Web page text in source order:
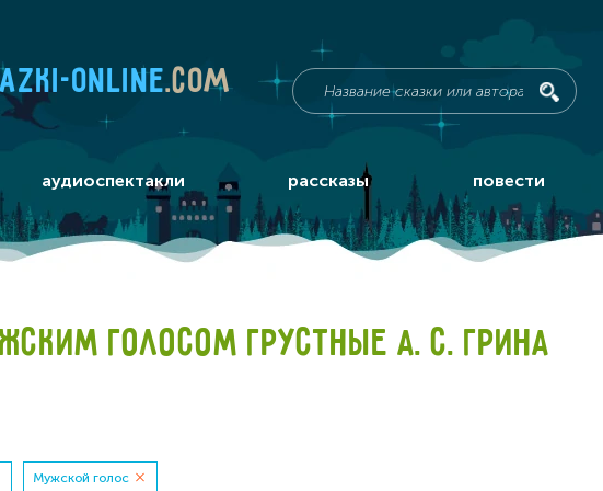
online.com
аудиоспектакли рассказы повести
ГОЛОСОМ ГРУСТНЫЕ А. С. ГРИНА
Мужской голос